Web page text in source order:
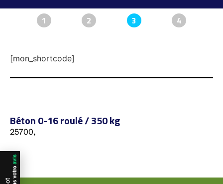
1 2 3 4
[mon_shortcode]
Béton 0-16 roulé / 350 kg
25700,